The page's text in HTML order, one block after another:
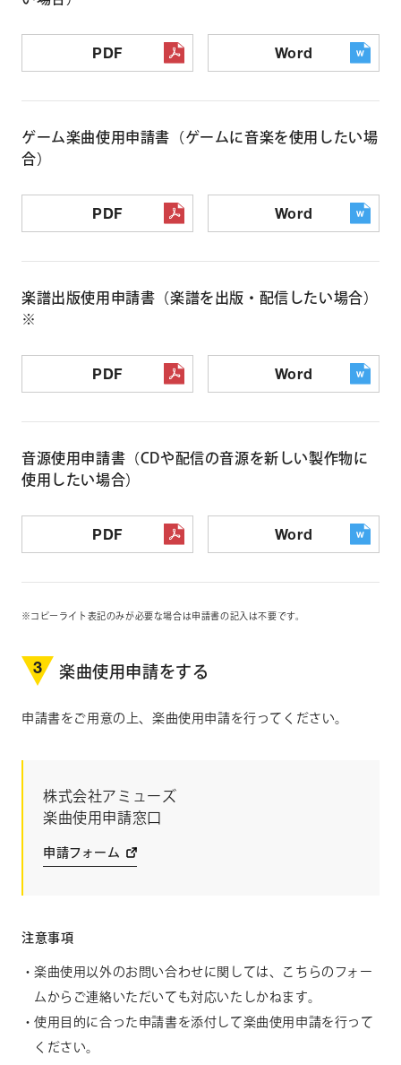
PDF Word
ゲーム楽曲使用申請書（ゲームに音楽を使用したい場
合）
PDF Word
楽譜出版使用申請書（楽譜を出版・配信したい場合）
※
PDF Word
音源使用申請書（CDや配信の音源を新しい製作物に
使用したい場合）
PDF Word
コピーライト表記のみが必要な場合は申請書の記入は不要です。
3 楽曲使用申請をする
申請書をご用意の上、楽曲使用申請を行ってください。
株式会社アミューズ
楽曲使用申請窓口
申請フォーム
注意事項
楽曲使用以外のお問い合わせに関しては、こちらのフォー
ムからご連絡いただいても対応いたしかねます。
使用目的に合った申請書を添付して楽曲使用申請を行って
ください。